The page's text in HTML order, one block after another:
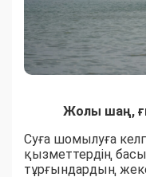
Жолы шаң,
Суға шомылуға
қызметтердің басым
тұрғындардың